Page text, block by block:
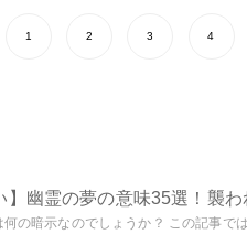
1 2 3 4
】幽霊の夢の意味35選！襲
何の暗示なのでしょうか？ この記事で